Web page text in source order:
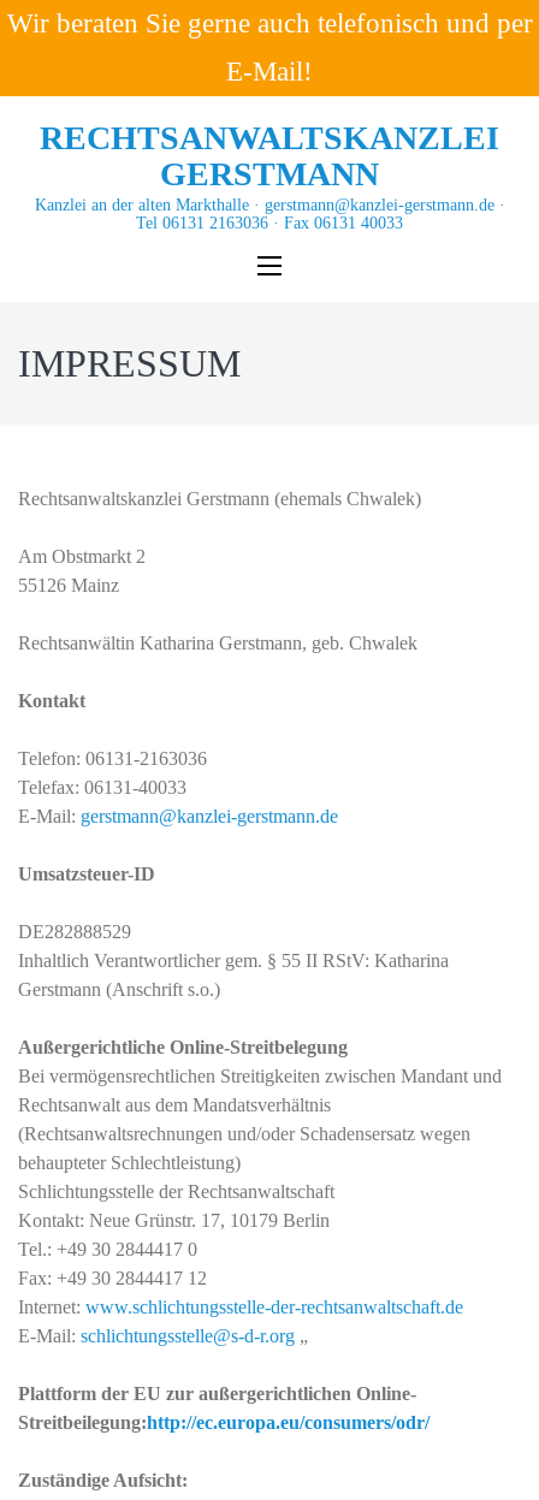
RECHTSANWALTSKANZLEI
GERSTMANN
Kanzlei an der alten Markthalle · gerstmann@kanzlei-gerstmann.de ·
Tel 06131 2163036 · Fax 06131 40033
IMPRESSUM
Rechtsanwaltskanzlei Gerstmann (ehemals Chwalek)
Am Obstmarkt 2
55126 Mainz
Rechtsanwältin Katharina Gerstmann, geb. Chwalek
Kontakt
Telefon: 06131-2163036
Telefax: 06131-40033
E-Mail: gerstmann@kanzlei-gerstmann.de
Umsatzsteuer-ID
DE282888529
Inhaltlich Verantwortlicher gem. § 55 II RStV: Katharina
Gerstmann (Anschrift s.o.)
Außergerichtliche Online-Streitbelegung
Bei vermögensrechtlichen Streitigkeiten zwischen Mandant und
Rechtsanwalt aus dem Mandatsverhältnis
(Rechtsanwaltsrechnungen und/oder Schadensersatz wegen
behaupteter Schlechtleistung)
Schlichtungsstelle der Rechtsanwaltschaft
Kontakt: Neue Grünstr. 17, 10179 Berlin
Tel.: +49 30 2844417 0
Fax: +49 30 2844417 12
Internet: www.schlichtungsstelle-der-rechtsanwaltschaft.de
E-Mail: schlichtungsstelle@s-d-r.org „
Plattform der EU zur außergerichtlichen Online-
Streitbeilegung:http://ec.europa.eu/consumers/odr/
Zuständige Aufsicht: